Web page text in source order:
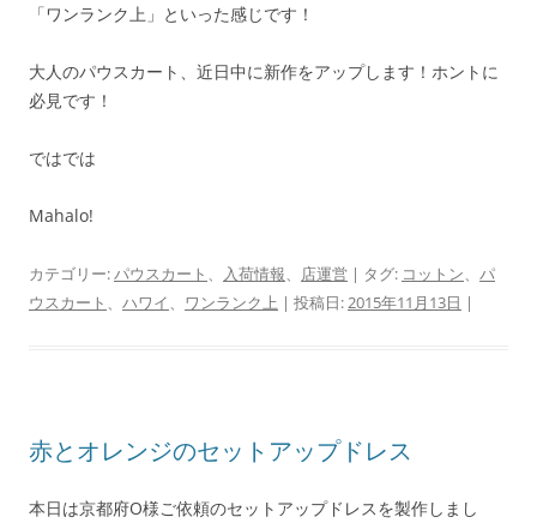
「ワンランク上」といった感じです！
大人のパウスカート、近日中に新作をアップします！ホントに
必見です！
ではでは
Mahalo!
カテゴリー:パウスカート 、 入荷情報、 店運営 | タグ: コットン、 パ
ウスカート 、 ハワイ、 ワンランク上 | 投稿日:2015年11月13日 |
赤とオレンジのセットアップドレス
本日は京都府O様ご依頼のセットアップドレスを製作しまし